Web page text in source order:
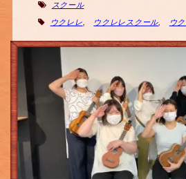
スクール
ウクレレ ウクレレスクール, ウ